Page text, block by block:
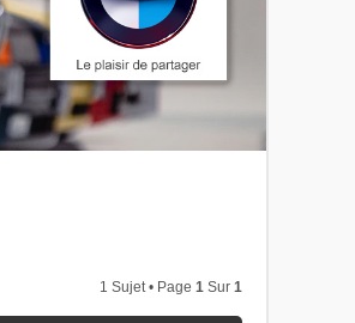
1 Sujet • Page 1 Sur 1